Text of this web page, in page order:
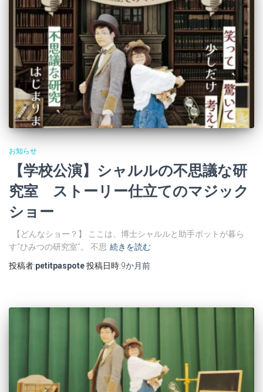
お知らせ
【学校公演】シャルルの不思議な研
究室 ストーリー仕立てのマジック
ショー
【どんなショー？】 ここは、博士シャルルと助手ポットが暮ら
す“ひみつの研究室”。 不思 続きを読む
投稿者:petitpaspote投稿日時:9か月前